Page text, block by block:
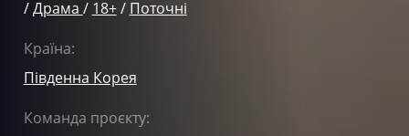
/Драма / 18+/ Поточні
Країна:
Південна Корея
Команда проєкту: